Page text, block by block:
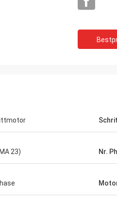
sehr schnell und hilft, wenn er
kaufende Entscheidung trifft. Sie
23) Nr.